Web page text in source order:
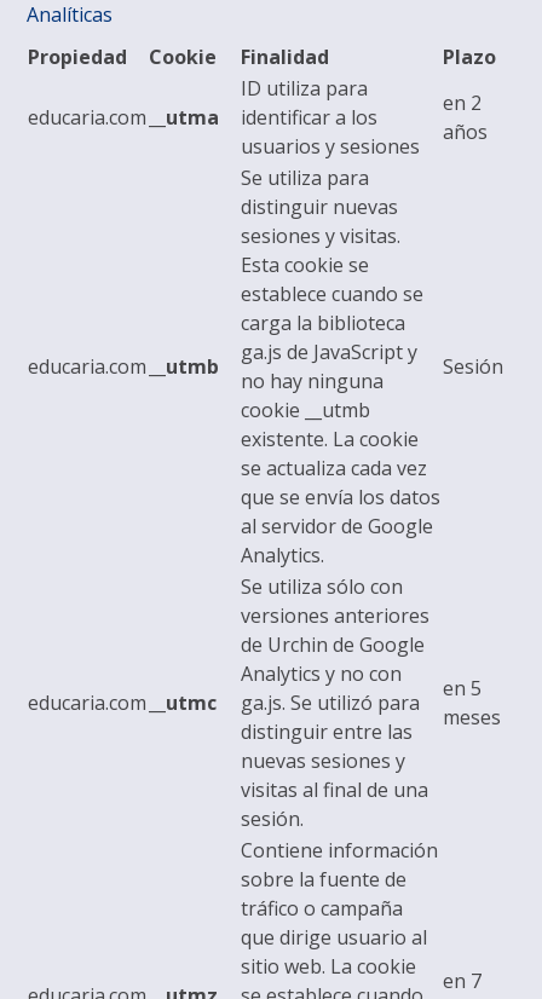
Analíticas
Propiedad
Cookie Finalidad Plazo
educaria.com __utma
ID utiliza para
identificar a los
usuarios y sesiones
en 2
años
educaria.com __utmb
Se utiliza para
distinguir nuevas
sesiones y visitas.
Esta cookie se
establece cuando se
carga la biblioteca
ga.js de JavaScript y
no hay ninguna
cookie __utmb
existente. La cookie
se actualiza cada vez
que se envía los datos
al servidor de Google
Analytics.
Sesión
educaria.com __utmc
Se utiliza sólo con
versiones anteriores
de Urchin de Google
Analytics y no con
ga.js. Se utilizó para
distinguir entre las
nuevas sesiones y
visitas al final de una
sesión.
en 5
meses
Contiene información
sobre la fuente de
tráfico o campaña
que dirige usuario al
sitio web. La cookie
en 7